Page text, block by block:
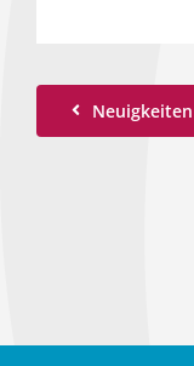
Neuigkeiten